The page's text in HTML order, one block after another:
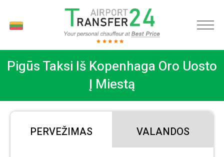
Pigūs Taksi Iš Kopenhaga Oro Uosto
Į Miestą
PERVEŽIMAS VALANDOS